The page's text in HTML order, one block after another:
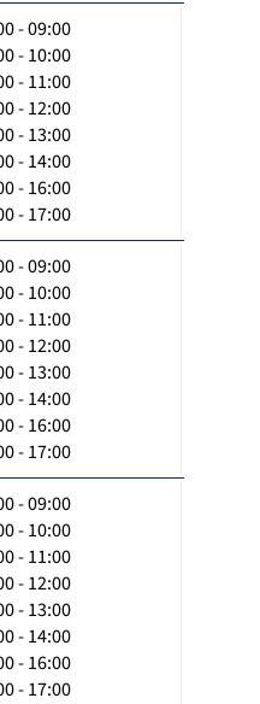
- 09:00
- 10:00
- 11:00
- 12:00
- 13:00
- 14:00
- 16:00
- 17:00
- 09:00
- 10:00
- 11:00
- 12:00
- 13:00
- 14:00
- 16:00
- 17:00
- 09:00
- 10:00
- 11:00
- 12:00
- 13:00
- 14:00
- 16:00
- 17:00